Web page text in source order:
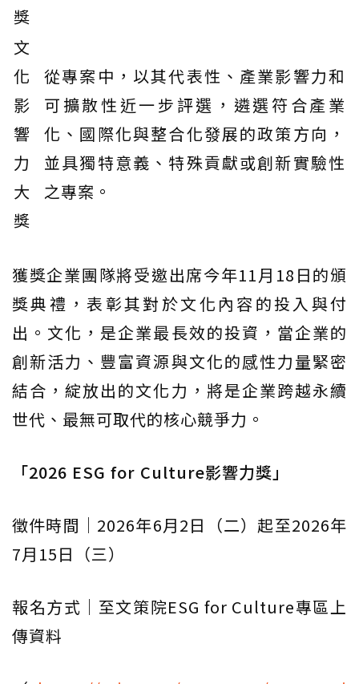
獎
文
化
影
響
力
大
獎
從專案中，以其代表性、產業影響力和
可擴散性近一步評選，遴選符合產業
化、國際化與整合化發展的政策方向，
並具獨特意義、特殊貢獻或創新實驗性
之專案。
獲獎企業團隊將受邀出席今年11月18日的頒
獎典禮，表彰其對於文化內容的投入與付
出。文化，是企業最長效的投資，當企業的
創新活力、豐富資源與文化的感性力量緊密
結合，綻放出的文化力，將是企業跨越永續
世代、最無可取代的核心競爭力。
「2026 ESG for Culture影響力獎」
徵件時間｜2026年6月2日（二）起至2026年
7月15日（三）
報名方式｜至文策院ESG for Culture專區上
傳資料